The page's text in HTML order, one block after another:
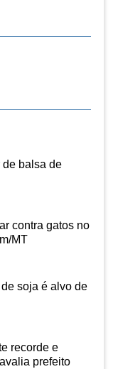
de balsa de
contra gatos no
MT
soja é alvo de
recorde e
prefeito